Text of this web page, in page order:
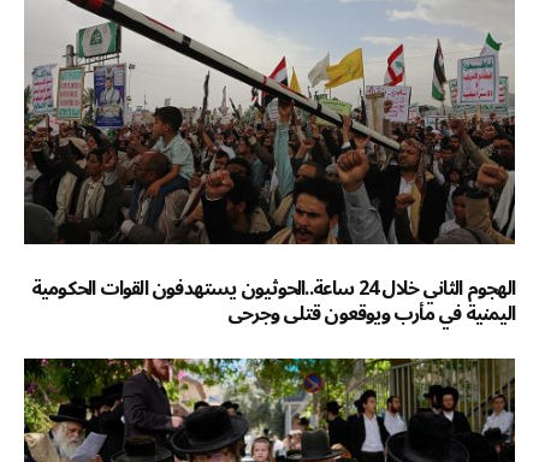
الهجوم الثاني خلال 24 ساعة..الحوثيون يستهدفون القوات الحكومية
اليمنية في مأرب ويوقعون قتلى وجرحى